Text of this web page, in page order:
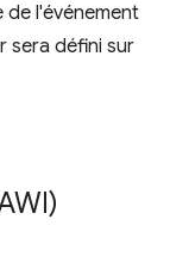
l'événement
sera défini sur